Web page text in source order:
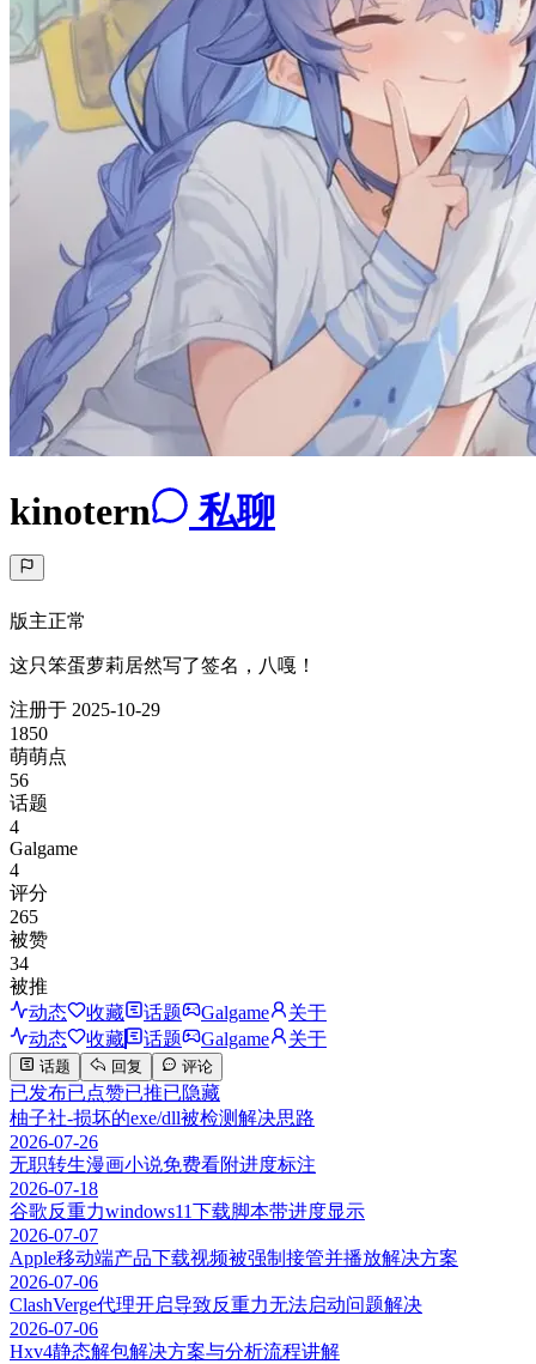
kinotern 私聊
版主正常
这只笨蛋萝莉居然写了签名，八嘎！
注册于 2025-10-29
1850
萌萌点
56
话题
4
Galgame
4
评分
265
被赞
34
被推
动态
收藏 话题 Galgame
关于
动态
收藏 话题 Galgame 关于
话题 回复 评论
已发布已点赞已推已隐藏
柚子社-损坏的exe/dll被检测解决思路
2026-07-26
无职转生漫画小说免费看附进度标注
2026-07-18
谷歌反重力windows11下载脚本带进度显示
2026-07-07
Apple移动端产品下载视频被强制接管并播放解决方案
2026-07-06
ClashVerge代理开启导致反重力无法启动问题解决
2026-07-06
Hxv4静态解包解决方案与分析流程讲解